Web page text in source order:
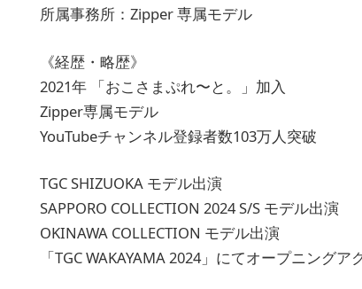
所属事務所：Zipper 専属モデル
《経歴・略歴》
2021年 「おこさまぷれ〜と。」加入
Zipper専属モデル
YouTubeチャンネル登録者数103万人突破
TGC SHIZUOKA モデル出演
SAPPORO COLLECTION 2024 S/S モデル出演
OKINAWA COLLECTION モデル出演
「TGC WAKAYAMA 2024」にてオープニング